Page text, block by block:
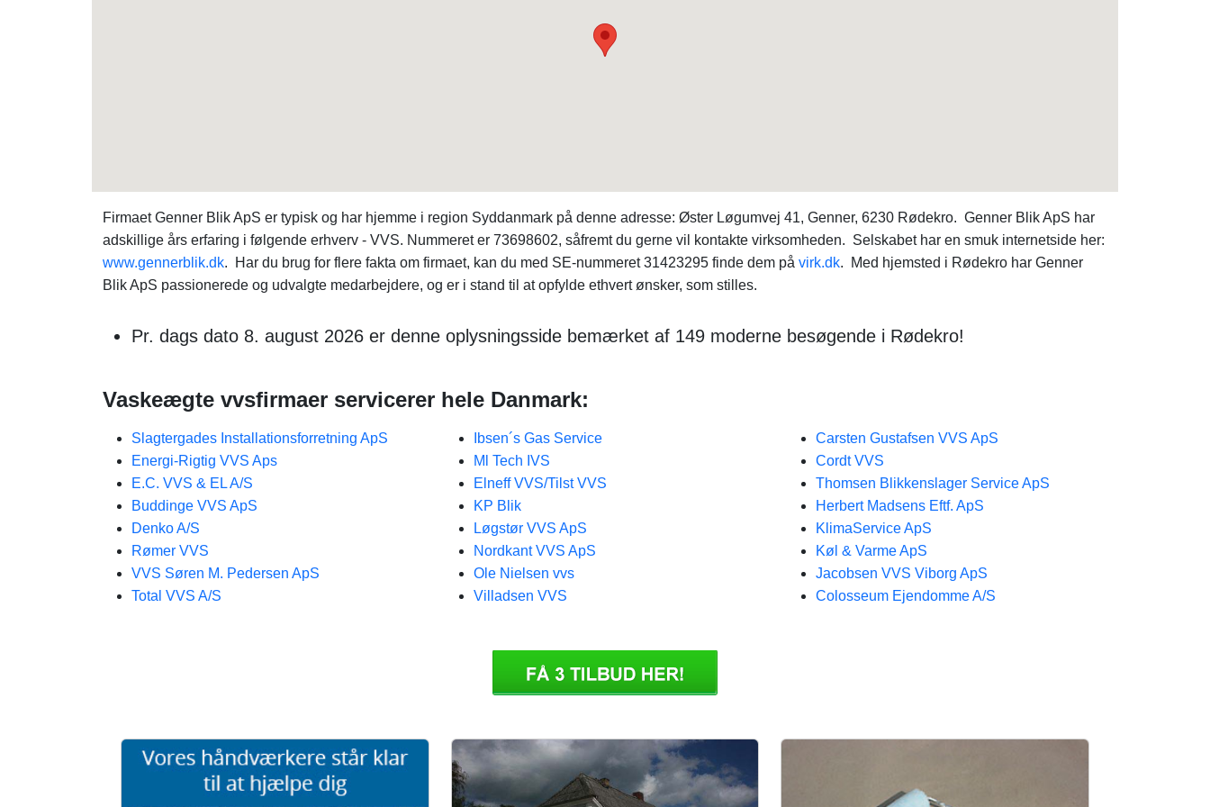
Firmaet Genner Blik ApS er typisk og har hjemme i region Syddanmark på denne adresse: Øster Løgumvej 41, Genner, 6230 Rødekro. Genner Blik ApS har
adskillige års erfaring i følgende erhverv - VVS. Nummeret er 73698602, såfremt du gerne vil kontakte virksomheden. Selskabet har en smuk internetside her:
www.gennerblik.dk. Har du brug for flere fakta om firmaet, kan du med SE-nummeret 31423295 finde dem på virk.dk. Med hjemsted i Rødekro har Genner
Blik ApS passionerede og udvalgte medarbejdere, og er i stand til at opfylde ethvert ønsker, som stilles.
Pr. dags dato 8. august 2026 er denne oplysningsside bemærket af 149 moderne besøgende i Rødekro!
Vaskeægte vvsfirmaer servicerer hele Danmark:
Slagtergades Installationsforretning ApS
Energi-Rigtig VVS Aps
E.C. VVS & EL A/S
Buddinge VVS ApS
Denko A/S
Rømer VVS
VVS Søren M. Pedersen ApS
Total VVS A/S
Ibsen´s Gas Service
Ml Tech IVS
Elneff VVS/Tilst VVS
KP Blik
Løgstør VVS ApS
Nordkant VVS ApS
Ole Nielsen vvs
Villadsen VVS
Carsten Gustafsen VVS ApS
Cordt VVS
Thomsen Blikkenslager Service ApS
Herbert Madsens Eftf. ApS
KlimaService ApS
Køl & Varme ApS
Jacobsen VVS Viborg ApS
Colosseum Ejendomme A/S